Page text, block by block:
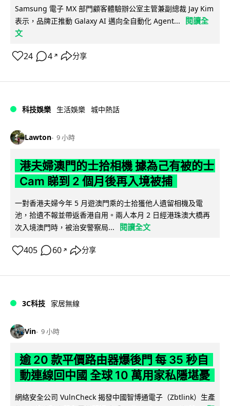
Samsung 電子 MX 部門顧客體驗辦公室主管兼副總裁 Jay Kim
表示，品牌正推動 Galaxy AI 邁向全自動化 Agent...
閱讀全
文
24 4 ↗ 分享
科技娛樂 生活娛樂 城中熱話
Lawton 9 小時
港夫婦澳門的士拾相機 據為己有被的士
Cam 睇到 2 個月後再入境被捕
一對香港夫婦今年 5 月遊澳門乘的士拾獲他人遺留相機及電
池，拾遺不報並帶返香港自用。兩人本月 2 日經港珠澳大橋再
次入境澳門時，被治安警察局...
閱讀全文
405 60 ↗ 分享
3C科技 家居無線
Vin 9 小時
逾 20 款平價路由器爆後門 每 35 秒自
動連線回中國 全球 10 萬用家私隱堪憂
網絡安全公司 VulnCheck 揭發中國智博通電子（Zbtlink）生產